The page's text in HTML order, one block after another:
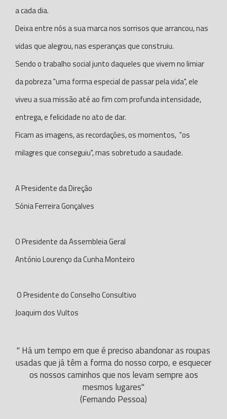
a cada dia.
Deixa entre nós a sua marca nos sorrisos que arrancou, nas
vidas que alegrou, nas esperanças que construiu.
Sendo o trabalho social junto daqueles que vivem no limiar
da pobreza "uma forma especial de passar pela vida", ele
viveu a sua missão até ao fim com profunda intensidade,
entrega, e felicidade no ato de dar.
Ficam as imagens, as recordações, os momentos, "os
milagres que conseguiu", mas sobretudo a saudade.
A Presidente da Direção
Sónia Ferreira Gonçalves
O Presidente da Assembleia Geral
António Lourenço da Cunha Monteiro
O Presidente do Conselho Consultivo
Joaquim dos Vultos
" Há um tempo em que é preciso abandonar as roupas
usadas que já têm a forma do nosso corpo, e esquecer
os nossos caminhos que nos levam sempre aos
mesmos lugares"
(Fernando Pessoa)